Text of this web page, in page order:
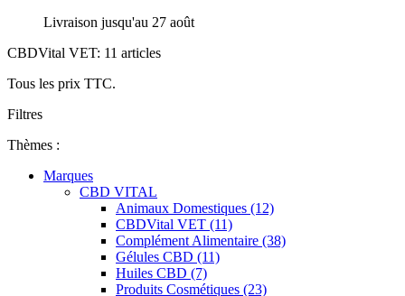
Livraison jusqu'au 27 août
CBDVital VET: 11 articles
Tous les prix TTC.
Filtres
Thèmes :
Marques
CBD VITAL
Animaux Domestiques (12)
CBDVital VET (11)
Complément Alimentaire (38)
Gélules CBD (11)
Huiles CBD (7)
Produits Cosmétiques (23)